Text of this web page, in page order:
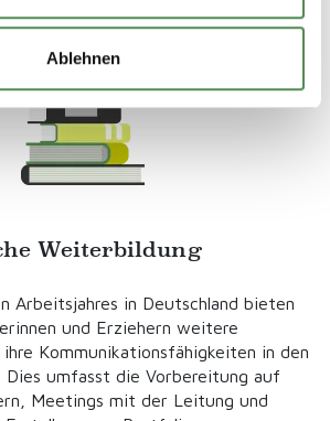
Ablehnen
Weiterbildung
Arbeitsjahres in Deutschland bieten
und Erziehern weitere
ihre Kommunikationsfähigkeiten in den
umfasst die Vorbereitung auf
Meetings mit der Leitung und